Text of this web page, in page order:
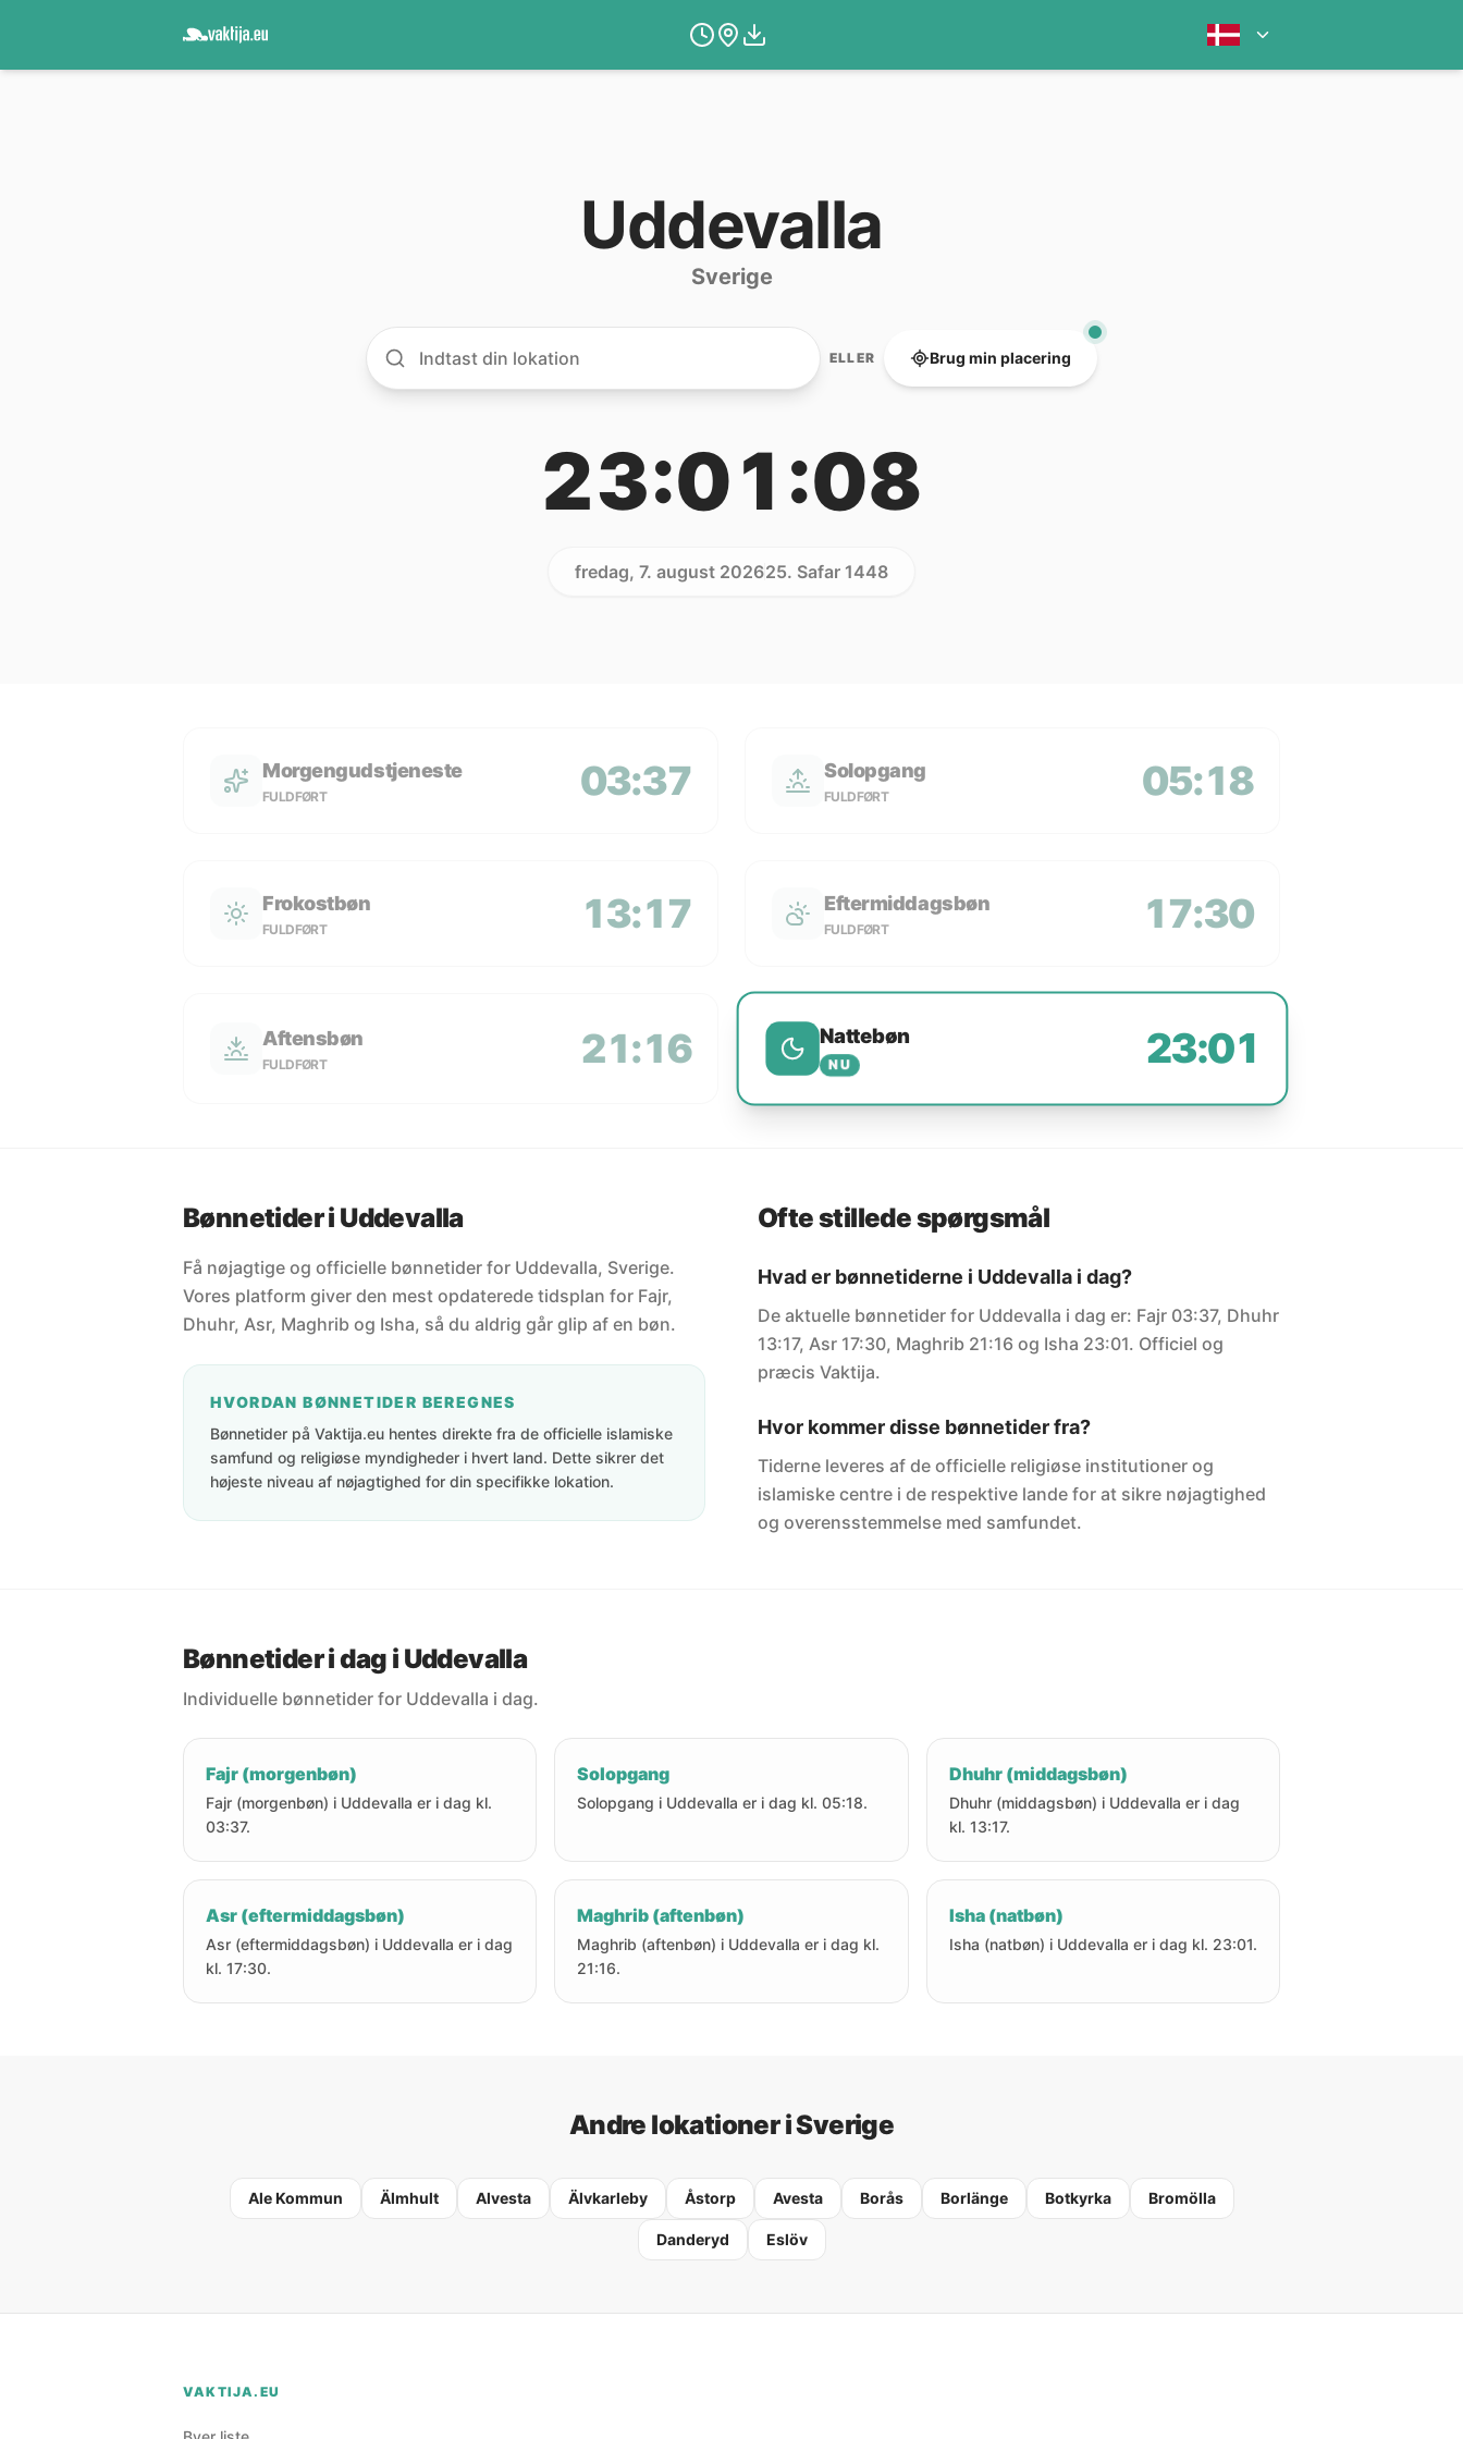
Uddevalla
Sverige
ELLER Brug min placering
23:01:08
fredag, 7. august 202625. Safar 1448
Morgengudstjeneste
FULDFØRT 03:37 Solopgang
FULDFØRT 05:18
Frokostbøn
FULDFØRT 13:17 Eftermiddagsbøn
FULDFØRT 17:30
Aftensbøn
FULDFØRT 21:16 Nattebøn
NU 23:01
Bønnetider i Uddevalla
Få nøjagtige og officielle bønnetider for Uddevalla, Sverige.
Vores platform giver den mest opdaterede tidsplan for Fajr,
Dhuhr, Asr, Maghrib og Isha, så du aldrig går glip af en bøn.
HVORDAN BØNNETIDER BEREGNES
Bønnetider på Vaktija.eu hentes direkte fra de officielle islamiske
samfund og religiøse myndigheder i hvert land. Dette sikrer det
højeste niveau af nøjagtighed for din specifikke lokation.
Ofte stillede spørgsmål
Hvad er bønnetiderne i Uddevalla i dag?
De aktuelle bønnetider for Uddevalla i dag er: Fajr 03:37, Dhuhr
13:17, Asr 17:30, Maghrib 21:16 og Isha 23:01. Officiel og
præcis Vaktija.
Hvor kommer disse bønnetider fra?
Tiderne leveres af de officielle religiøse institutioner og
islamiske centre i de respektive lande for at sikre nøjagtighed
og overensstemmelse med samfundet.
Bønnetider i dag i Uddevalla
Individuelle bønnetider for Uddevalla i dag.
Fajr (morgenbøn)
Fajr (morgenbøn) i Uddevalla er i dag kl.
03:37.
Solopgang
Solopgang i Uddevalla er i dag kl. 05:18.
Dhuhr (middagsbøn)
Dhuhr (middagsbøn) i Uddevalla er i dag
kl. 13:17.
Asr (eftermiddagsbøn)
Asr (eftermiddagsbøn) i Uddevalla er i dag
kl. 17:30.
Maghrib (aftenbøn)
Maghrib (aftenbøn) i Uddevalla er i dag kl.
21:16.
Isha (natbøn)
Isha (natbøn) i Uddevalla er i dag kl. 23:01.
Andre lokationer i Sverige
Ale Kommun Älmhult Alvesta Älvkarleby Åstorp Avesta Borås Borlänge Botkyrka Bromölla
Danderyd Eslöv
VAKTIJA.EU